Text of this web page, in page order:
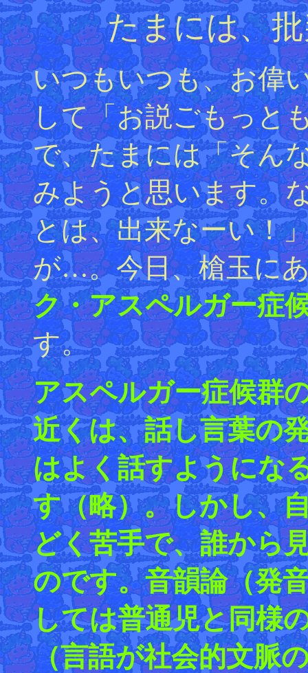
たまには、
いつもいつも、お偉
して「お説ごもっと
で、たまには「そん
みようと思います。
とは、出来なーい！
が…。今日、槍玉に
ク・アスペルガー症
す。
アスペルガー症候群
近くは、話し言葉の
はよく話すようにな
す（略）。しかし、
どく苦手で、誰から
のです。音韻論（発
しては普通児と同様
（言語が社会的文脈